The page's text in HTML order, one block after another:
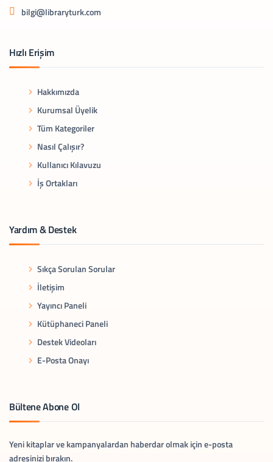
bilgi@libraryturk.com
Hızlı Erişim
Hakkımızda
Kurumsal Üyelik
Tüm Kategoriler
Nasıl Çalışır?
Kullanıcı Kılavuzu
İş Ortakları
Yardım & Destek
Sıkça Sorulan Sorular
İletişim
Yayıncı Paneli
Kütüphaneci Paneli
Destek Videoları
E-Posta Onayı
Bültene Abone Ol
Yeni kitaplar ve kampanyalardan haberdar olmak için e-posta
adresinizi bırakın.